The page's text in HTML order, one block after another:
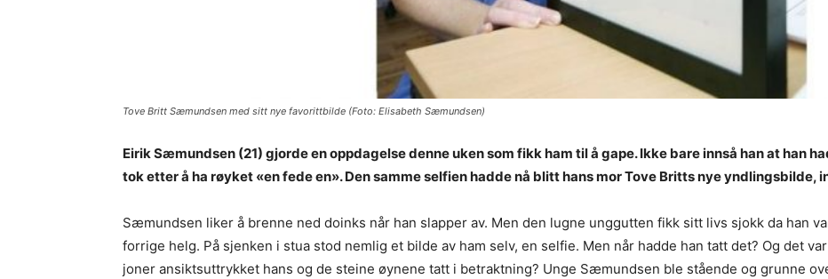
Tove Britt Sæmundsen med sitt nye favorittbilde (Foto: Elisabeth Sæmundsen)
Eirik Sæmundsen (21) gjorde en oppdagelse denne uken som fikk ham til å gape. Ikke bare innså han at han
tok etter å ha røyket «en fede en». Den samme selfien hadde nå blitt hans mor Tove Britts nye yndlingsbilde,
Sæmundsen liker å brenne ned doinks når han slapper av. Men den lugne unggutten fikk sitt livs sjokk da han
forrige helg. På sjenken i stua stod nemlig et bilde av ham selv, en selfie. Men når hadde han tatt det? Og det
joner ansiktsuttrykket hans og de steine øynene tatt i betraktning? Unge Sæmundsen ble stående og grunne